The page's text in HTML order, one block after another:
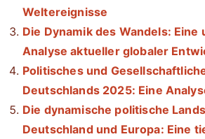
Weltereignisse
Die Dynamik des Wandels: Eine
Analyse aktueller globaler
Politisches und
Deutschlands 2025: Eine
Die dynamische politische
Deutschland und Europa: Eine